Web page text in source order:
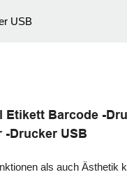
USB
Barcode -
-Drucker USB
als auch Ästhetik